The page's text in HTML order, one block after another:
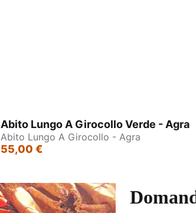
Abito Lungo A Girocollo Verde - Agra
Abito Lungo A Girocollo - Agra
55,00 €